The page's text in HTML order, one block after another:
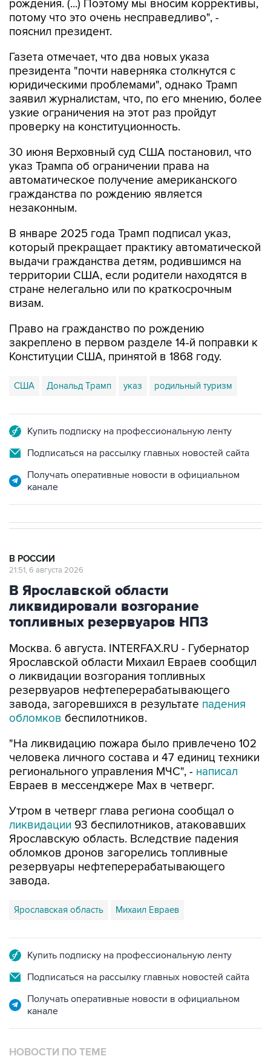
пояснил президент.
Газета отмечает, что два новых указа
юридическими проблемами", однако Трамп
заявил журналистам, что, по его мнению, более
узкие ограничения на этот раз пройдут
проверку на конституционность.
30 июня Верховный суд США постановил, что
автоматическое получение американского
гражданства по рождению является
незаконным.
В январе 2025 года Трамп подписал указ,
выдачи гражданства детям, родившимся на
территории США, если родители находятся в
стране нелегально или по краткосрочным
визам.
Право на гражданство по рождению
Конституции США, принятой в 1868 году.
США Дональд Трамп указ родильный туризм
Подписаться на рассылку главных новостей сайта
Получать оперативные новости в официальном
канале
В Ярославской области
ликвидировали возгорание
топливных резервуаров НПЗ
Москва. 6 августа. INTERFAX.RU - Губернатор
о ликвидации возгорания топливных
резервуаров нефтеперерабатывающего
завода, загоревшихся в результатепадения
обломковбеспилотников.
"На ликвидацию пожара было привлечено 102
регионального управления МЧС", -написал
Евраев в мессенджере Мах в четверг.
Утром в четверг глава региона сообщал о
Ярославскую область. Вследствие падения
обломков дронов загорелись топливные
резервуары нефтеперерабатывающего
завода.
Ярославская область
Подписаться на рассылку главных новостей сайта
Получать оперативные новости в официальном
канале
НОВОСТИ ПО ТЕМЕ
6 августа 11:32